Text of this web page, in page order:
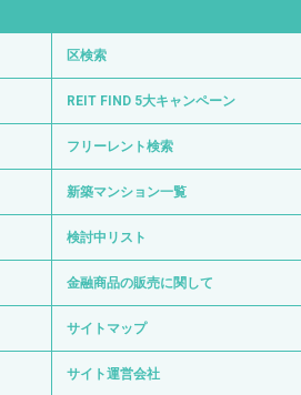
区検索
REIT FIND 5大キャンペーン
フリーレント検索
新築マンション一覧
検討中リスト
金融商品の販売に関して
サイトマップ
サイト運営会社